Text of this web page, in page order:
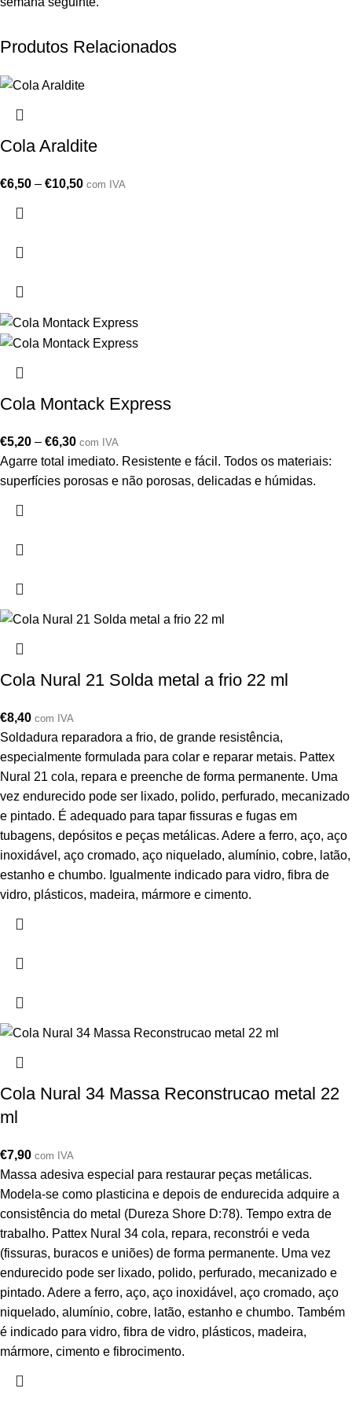
Produtos Relacionados
Cola Araldite
€6,50 – €10,50 com IVA
Cola Montack Express
€5,20 – €6,30 com IVA
Agarre total imediato. Resistente e fácil. Todos os materiais:
superfícies porosas e não porosas, delicadas e húmidas.
Cola Nural 21 Solda metal a frio 22 ml
€8,40 com IVA
Soldadura reparadora a frio, de grande resistência,
especialmente formulada para colar e reparar metais. Pattex
Nural 21 cola, repara e preenche de forma permanente. Uma
vez endurecido pode ser lixado, polido, perfurado, mecanizado
e pintado. É adequado para tapar fissuras e fugas em
tubagens, depósitos e peças metálicas. Adere a ferro, aço, aço
inoxidável, aço cromado, aço niquelado, alumínio, cobre, latão,
estanho e chumbo. Igualmente indicado para vidro, fibra de
vidro, plásticos, madeira, mármore e cimento.
Cola Nural 34 Massa Reconstrucao metal 22
ml
€7,90 com IVA
Massa adesiva especial para restaurar peças metálicas.
Modela-se como plasticina e depois de endurecida adquire a
consistência do metal (Dureza Shore D:78). Tempo extra de
trabalho. Pattex Nural 34 cola, repara, reconstrói e veda
(fissuras, buracos e uniões) de forma permanente. Uma vez
endurecido pode ser lixado, polido, perfurado, mecanizado e
pintado. Adere a ferro, aço, aço inoxidável, aço cromado, aço
niquelado, alumínio, cobre, latão, estanho e chumbo. Também
é indicado para vidro, fibra de vidro, plásticos, madeira,
mármore, cimento e fibrocimento.